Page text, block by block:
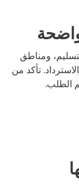
ومناطق
تأكد من
الطلب.